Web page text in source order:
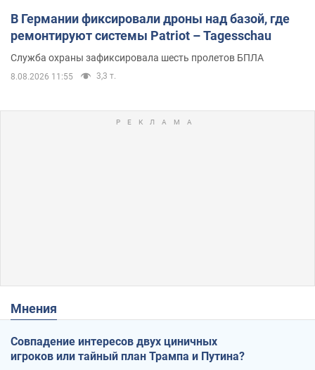
В Германии фиксировали дроны над базой, где
ремонтируют системы Patriot – Tagesschau
Служба охраны зафиксировала шесть пролетов БПЛА
8.08.2026 11:55 3,3 т.
Мнения
Совпадение интересов двух циничных
игроков или тайный план Трампа и Путина?